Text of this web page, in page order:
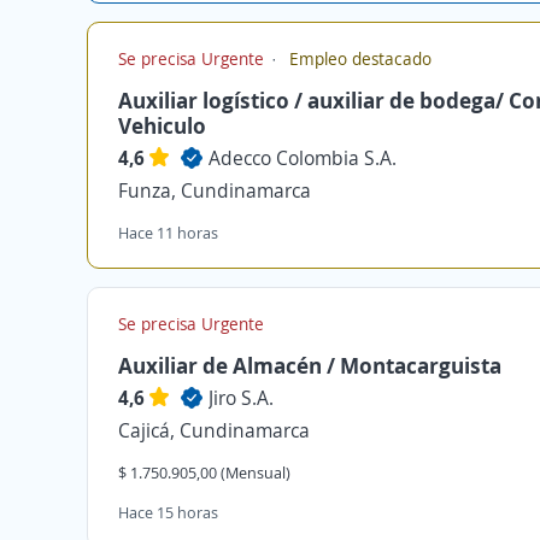
Se precisa Urgente Empleo destacado
Auxiliar logístico / auxiliar de bodega/
Vehiculo
4,6
Adecco Colombia S.A.
Funza, Cundinamarca
Hace 11 horas
Se precisa Urgente
Auxiliar de Almacén / Montacarguista
4,6
Jiro S.A.
Cajicá, Cundinamarca
$ 1.750.905,00 (Mensual)
Hace 15 horas